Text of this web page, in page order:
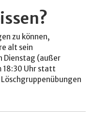
zu können,
alt sein
Dienstag (außer
18:30 Uhr statt